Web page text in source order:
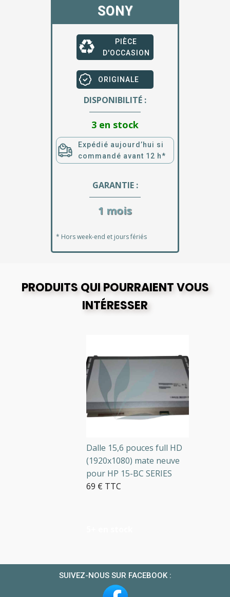
SONY
PIÈCE
D'OCCASION
ORIGINALE
DISPONIBILITÉ :
3 en stock
Expédié aujourd’hui si
commandé avant 12 h*
GARANTIE :
1 mois
* Hors week-end et jours fériés
PRODUITS QUI POURRAIENT VOUS
INTÉRESSER
Dalle 15,6 pouces full HD
(1920x1080) mate neuve
pour HP 15-BC SERIES
69 € TTC
SUIVEZ-NOUS SUR FACEBOOK :